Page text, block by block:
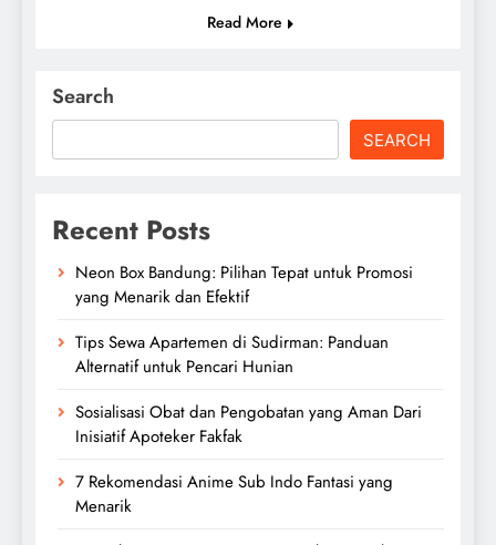
Read More
Search
SEARCH
Recent Posts
Neon Box Bandung: Pilihan Tepat untuk Promosi
yang Menarik dan Efektif
Tips Sewa Apartemen di Sudirman: Panduan
Alternatif untuk Pencari Hunian
Sosialisasi Obat dan Pengobatan yang Aman Dari
Inisiatif Apoteker Fakfak
7 Rekomendasi Anime Sub Indo Fantasi yang
Menarik